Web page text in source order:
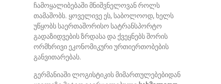
ჩამოყალიბებაში მნიშვნელოვან როლს
თამაშობს. ყოველივე ეს, საბოლოოდ, ხელს
უწყობს საერთაშორისო სატრანსპორტო
გადაზიდვების ზრდასა და ქვეყნებს შორის
ორმხრივი ეკონომიკური ურთიერთობების
განვითარებას.
გერმანიაში ლოგისტიკის მიმართულებებიდან